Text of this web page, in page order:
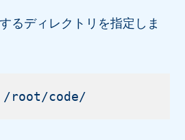
るディレクトリを指定しま